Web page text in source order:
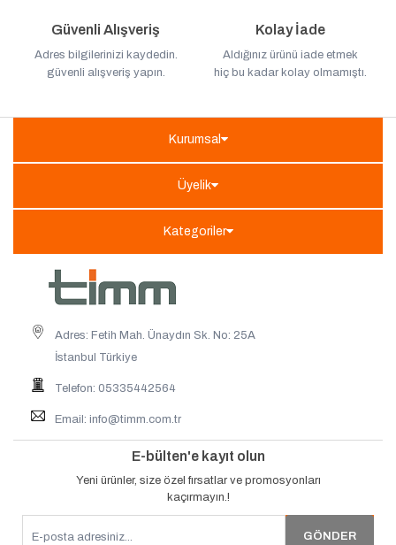
Güvenli Alışveriş
Adres bilgilerinizi kaydedin.
güvenli alışveriş yapın.
Kolay İade
Aldığınız ürünü iade etmek
hiç bu kadar kolay olmamıştı.
Kurumsal
Üyelik
Kategoriler
Adres: Fetih Mah. Ünaydın Sk. No: 25A
İstanbul Türkiye
Telefon: 05335442564
Email: info@timm.com.tr
E-bülten'e kayıt olun
Yeni ürünler, size özel fırsatlar ve promosyonları
kaçırmayın.!